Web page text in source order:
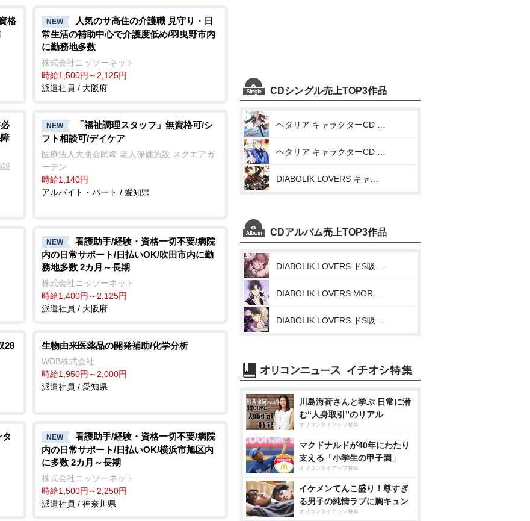
t
e
格
NEW
人気のサ高住の介護職 見守り・日
常生活の補助中心で介護度低め/羽曳野市内
に勤務地多数
株式会社ニッソーネット
時給1,500円～2,125円
派遣社員 / 大阪府
設
NEW
「福祉調理スタッフ」無資格可/シ
フト相談可/デイケア
医療法人大朋会岡崎 老人保健施設 スクエアガ
ーデン
時給1,140円
アルバイト・パート / 愛知県
NEW
看護助手/経験・資格一切不要/病院
内の日常サポート/日払いOK/吹田市内に勤
務地多数 2カ月～長期
株式会社ニッソーネット
時給1,400円～2,125円
派遣社員 / 大阪府
28
生物由来医薬品の開発補助/化学分析
WDB株式会社
時給1,950円～2,000円
派遣社員 / 愛知県
NEW
看護助手/経験・資格一切不要/病院
内の日常サポート/日払いOK/横浜市旭区内
に多数 2カ月～長期
株式会社ニッソーネット
時給1,500円～2,250円
派遣社員 / 神奈川県
CDシングル売上TOP3作品
CDアルバム売上TOP3作品
川島海荷さんと学ぶ 日常に潜
む“人身取引”のリアル
オリコンタイアップ特集
マクドナルドが40年にわたり
支える「小学生の甲子園」
オリコンタイアップ特集
イケメンてんこ盛り！尊すぎ
る男子の純情ラブに胸キュン
オリコンタイアップ特集